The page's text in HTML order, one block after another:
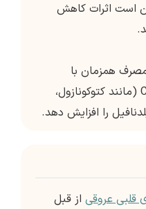
است اثرات کاهش
همزمان با
مهارکننده های قوی CYP3A4 (مانند کتوکونازول،
را افزایش دهد.
قلبی عروقی از قبل